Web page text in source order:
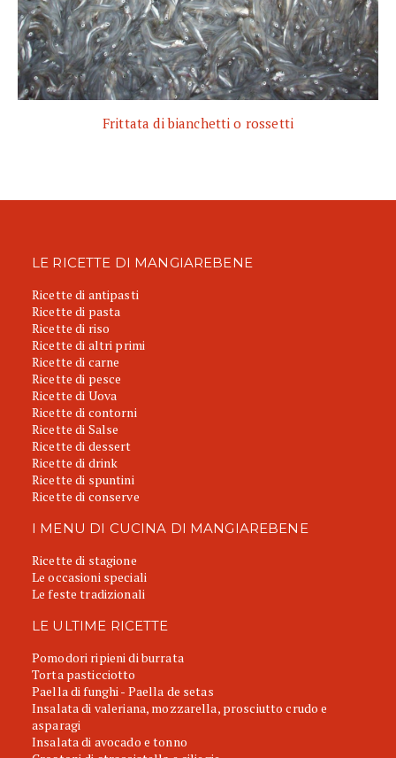
Frittata di bianchetti o rossetti
LE RICETTE DI MANGIAREBENE
Ricette di antipasti
Ricette di pasta
Ricette di riso
Ricette di altri primi
Ricette di carne
Ricette di pesce
Ricette di Uova
Ricette di contorni
Ricette di Salse
Ricette di dessert
Ricette di drink
Ricette di spuntini
Ricette di conserve
I MENU DI CUCINA DI MANGIAREBENE
Ricette di stagione
Le occasioni speciali
Le feste tradizionali
LE ULTIME RICETTE
Pomodori ripieni di burrata
Torta pasticciotto
Paella di funghi - Paella de setas
Insalata di valeriana, mozzarella, prosciutto crudo e
asparagi
Insalata di avocado e tonno